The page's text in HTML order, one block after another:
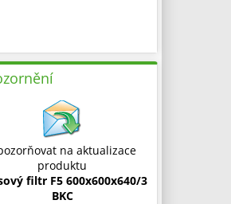
na aktualizace
produktu
filtr F5 600x600x640/3
BKC